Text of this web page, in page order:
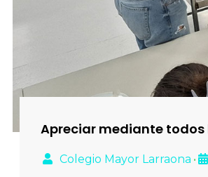
Apreciar mediante todos
Colegio Mayor Larraona •